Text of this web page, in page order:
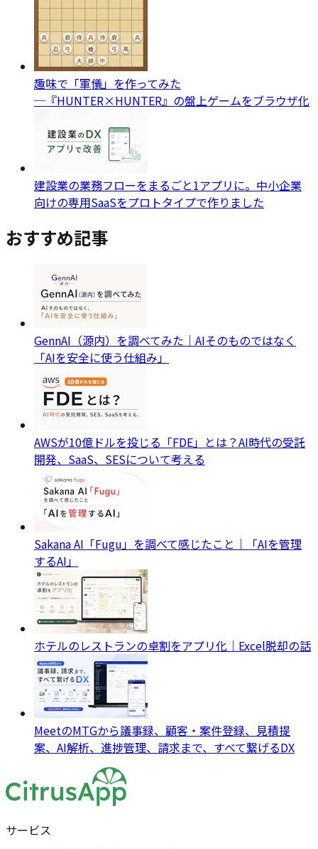
趣味で「軍儀」を作ってみた
─『HUNTER×HUNTER』の盤上ゲームをブラウザ化
建設業の業務フローをまるごと1アプリに。中小企業
向けの専用SaaSをプロトタイプで作りました
おすすめ記事
GennAI（源内）を調べてみた｜AIそのものではなく
「AIを安全に使う仕組み」
AWSが10億ドルを投じる「FDE」とは？AI時代の受託
開発、SaaS、SESについて考える
Sakana AI「Fugu」を調べて感じたこと｜「AIを管理
するAI」
ホテルのレストランの卓割をアプリ化｜Excel脱却の話
MeetのMTGから議事録、顧客・案件登録、見積提
案、AI解析、進捗管理、請求まで、すべて繋げるDX
サービス